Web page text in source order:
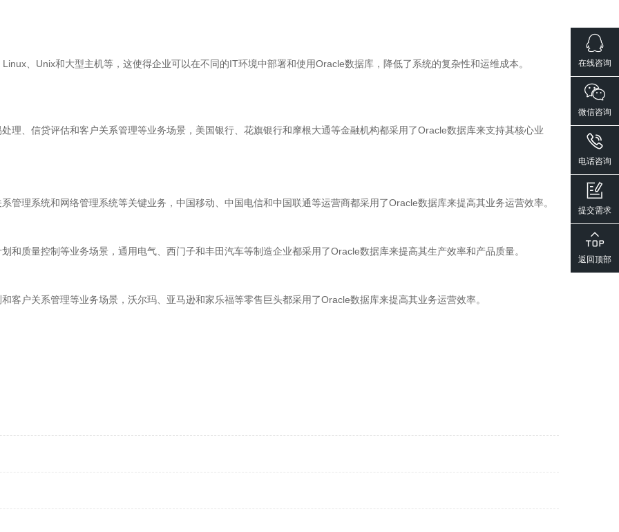
、Unix和大型主机等，这使得企业可以在不同的IT环境中部署和使用Oracle数据库，降低了系统的复杂性和运维成本。
理、信贷评估和客户关系管理等业务场景，美国银行、花旗银行和摩根大通等金融机构都采用了Oracle数据库来支持其核心业
管理系统和网络管理系统等关键业务，中国移动、中国电信和中国联通等运营商都采用了Oracle数据库来提高其业务运营效率。
和质量控制等业务场景，通用电气、西门子和丰田汽车等制造企业都采用了Oracle数据库来提高其生产效率和产品质量。
客户关系管理等业务场景，沃尔玛、亚马逊和家乐福等零售巨头都采用了Oracle数据库来提高其业务运营效率。
在线咨询
微信咨询
电话咨询
提交需求
返回顶部